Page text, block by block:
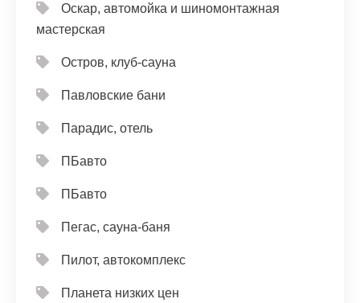
Оскар, автомойка и шиномонтажная
мастерская
Остров, клуб-сауна
Павловские бани
Парадис, отель
ПБавто
ПБавто
Пегас, сауна-баня
Пилот, автокомплекс
Планета низких цен